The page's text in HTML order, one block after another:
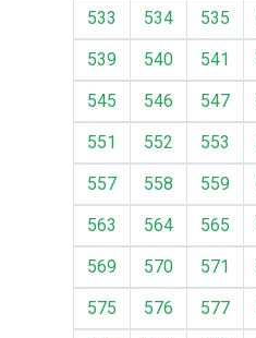
533
534 535
539
540 541
545
546 547
551
552 553
557
558 559
563
564 565
569
570 571
575
576 577